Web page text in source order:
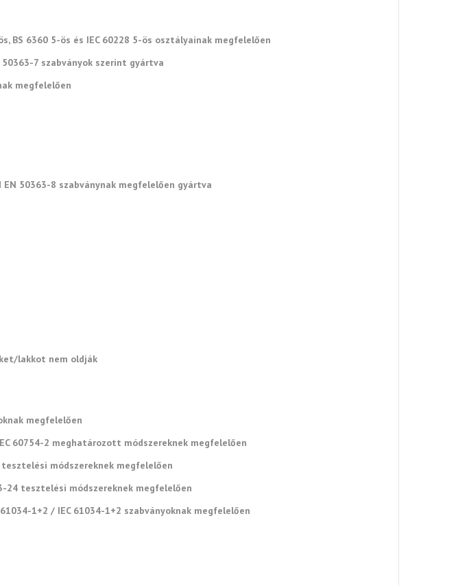
BS 6360 5-ös és IEC 60228 5-ös osztályainak megfelelően
7 szabványok szerint gyártva
megfelelően
50363-8 szabványnak megfelelően gyártva
lakkot nem oldják
megfelelően
60754-2 meghatározott módszereknek megfelelően
tesztelési módszereknek megfelelően
24 tesztelési módszereknek megfelelően
1+2 / IEC 61034-1+2 szabványoknak megfelelően